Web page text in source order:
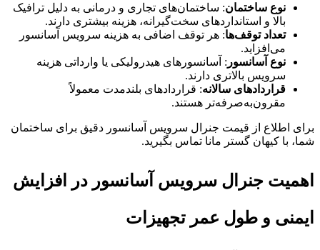
نوع ساختمان: ساختمان‌های تجاری و درمانی به دلیل ترافیک
بالا و استانداردهای سخت‌گیرانه، هزینه بیشتری دارند.
تعداد توقف‌ها: هر توقف اضافی به هزینه سرویس آسانسور
می‌افزاید.
نوع آسانسور : آسانسورهای هیدرولیکی یا وارداتی هزینه
سرویس بالاتری دارند.
قراردادهای سالانه: قراردادهای بلندمدت معمولاً
مقرون‌به‌صرفه‌تر هستند.
برای اطلاع از قیمت جنرال سرویس آسانسور دقیق برای ساختمان
شما، با کیهان گستر مانا تماس بگیرید.
اهمیت جنرال سرویس آسانسور در افزایش
ایمنی و طول عمر تجهیزات